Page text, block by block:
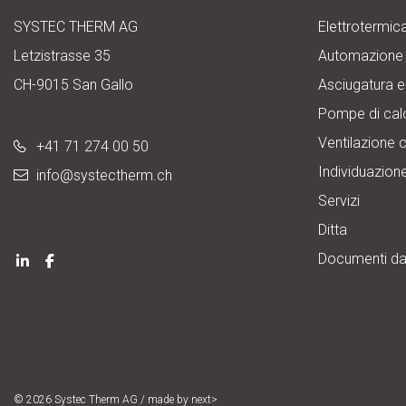
SYSTEC THERM AG
Letzistrasse 35
CH-9015 San Gallo
+41 71 274 00 50
info@systectherm.ch
Asciugatura
Pompe di
Ventilazione
Servizi
Ditta
Documenti
© 2026 Systec Therm AG / made by next>